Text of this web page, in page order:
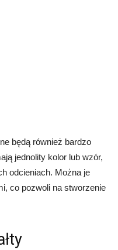
będą również bardzo
jednolity kolor lub wzór,
odcieniach. Można je
co pozwoli na stworzenie